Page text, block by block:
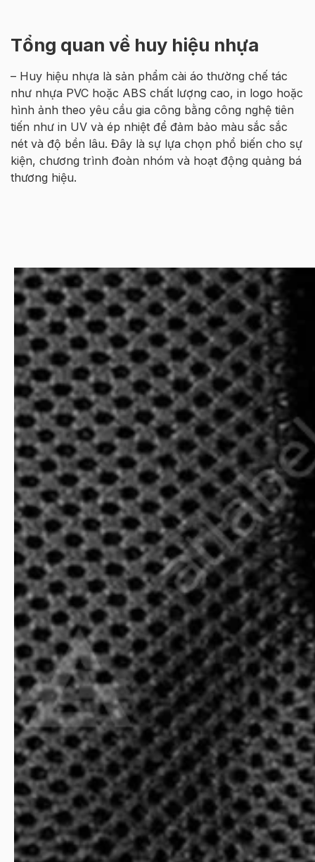
Tổng quan về huy hiệu nhựa
– Huy hiệu nhựa là sản phẩm cài áo thường chế tác
như nhựa PVC hoặc ABS chất lượng cao, in logo hoặc
hình ảnh theo yêu cầu gia công bằng công nghệ tiên
tiến như in UV và ép nhiệt để đảm bảo màu sắc sắc
nét và độ bền lâu. Đây là sự lựa chọn phổ biến cho sự
kiện, chương trình đoàn nhóm và hoạt động quảng bá
thương hiệu.